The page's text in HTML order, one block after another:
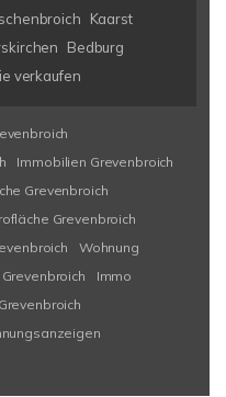
Kaarst
Bedburg
verkaufen
Immobilien Grevenbroich
Grevenbroich
Grevenbroich
Wohnung
Immo